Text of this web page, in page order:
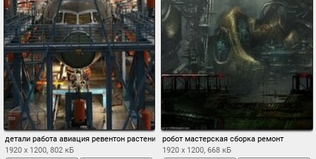
детали работа авиация ревентон растение сборка
1920 x 1200, 802 кБ
робот мастерская сборка ремонт
1920 x 1200, 668 кБ